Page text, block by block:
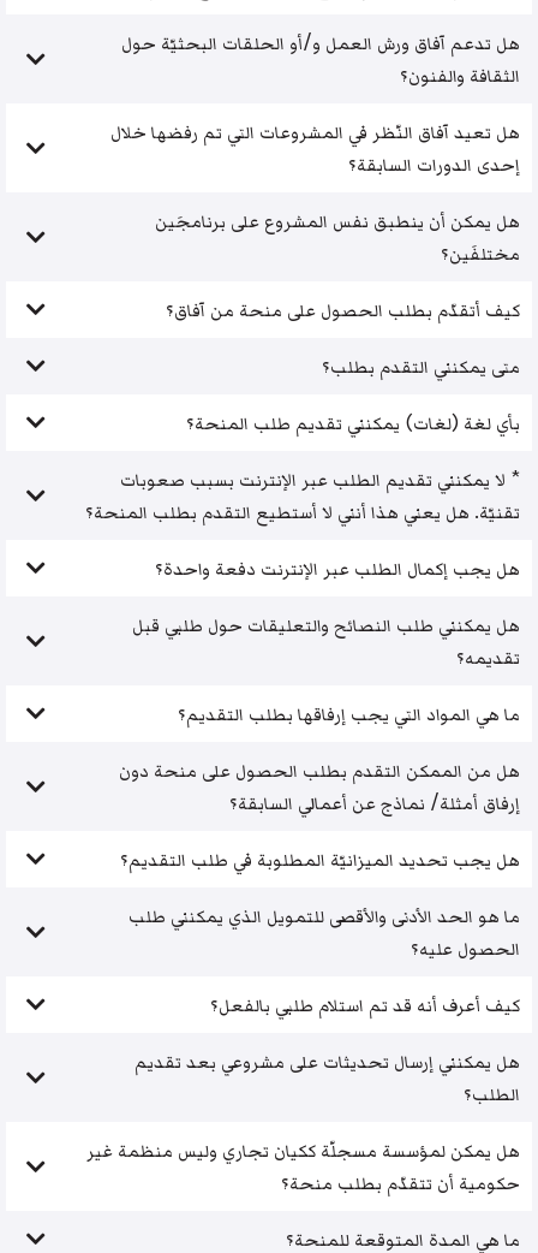
هل تدعم آفاق ورش العمل و/أو الحلقات البحثيّة حول
الثقافة والفنون؟
هل تعيد آفاق النّظر في المشروعات التي تم رفضها خلال
إحدى الدورات السابقة؟
هل يمكن أن ينطبق نفس المشروع على برنامجَين
مختلفَين؟
كيف أتقدّم بطلب الحصول على منحة من آفاق؟
متى يمكنني التقدم بطلب؟
بأي لغة (لغات) يمكنني تقديم طلب المنحة؟
* لا يمكنني تقديم الطلب عبر الإنترنت بسبب صعوبات
تقنيّة. هل يعني هذا أنني لا أستطيع التقدم بطلب المنحة؟
هل يجب إكمال الطلب عبر الإنترنت دفعة واحدة؟
هل يمكنني طلب النصائح والتعليقات حول طلبي قبل
تقديمه؟
ما هي المواد التي يجب إرفاقها بطلب التقديم؟
هل من الممكن التقدم بطلب الحصول على منحة دون
إرفاق أمثلة/ نماذج عن أعمالي السابقة؟
هل يجب تحديد الميزانيّة المطلوبة في طلب التقديم؟
ما هو الحد الأدنى والأقصى للتمويل الذي يمكنني طلب
الحصول عليه؟
كيف أعرف أنه قد تم استلام طلبي بالفعل؟
هل يمكنني إرسال تحديثات على مشروعي بعد تقديم
الطلب؟
هل يمكن لمؤسسة مسجلّة ككيان تجاري وليس منظمة غير
حكومية أن تتقدّم بطلب منحة؟
ما هي المدة المتوقعة للمنحة؟